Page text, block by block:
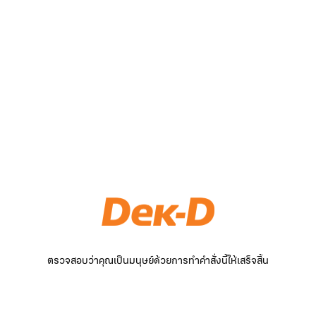
ตรวจสอบว่าคุณเป็นมนุษย์ด้วยการทำคำสั่งนี้ให้เสร็จสิ้น